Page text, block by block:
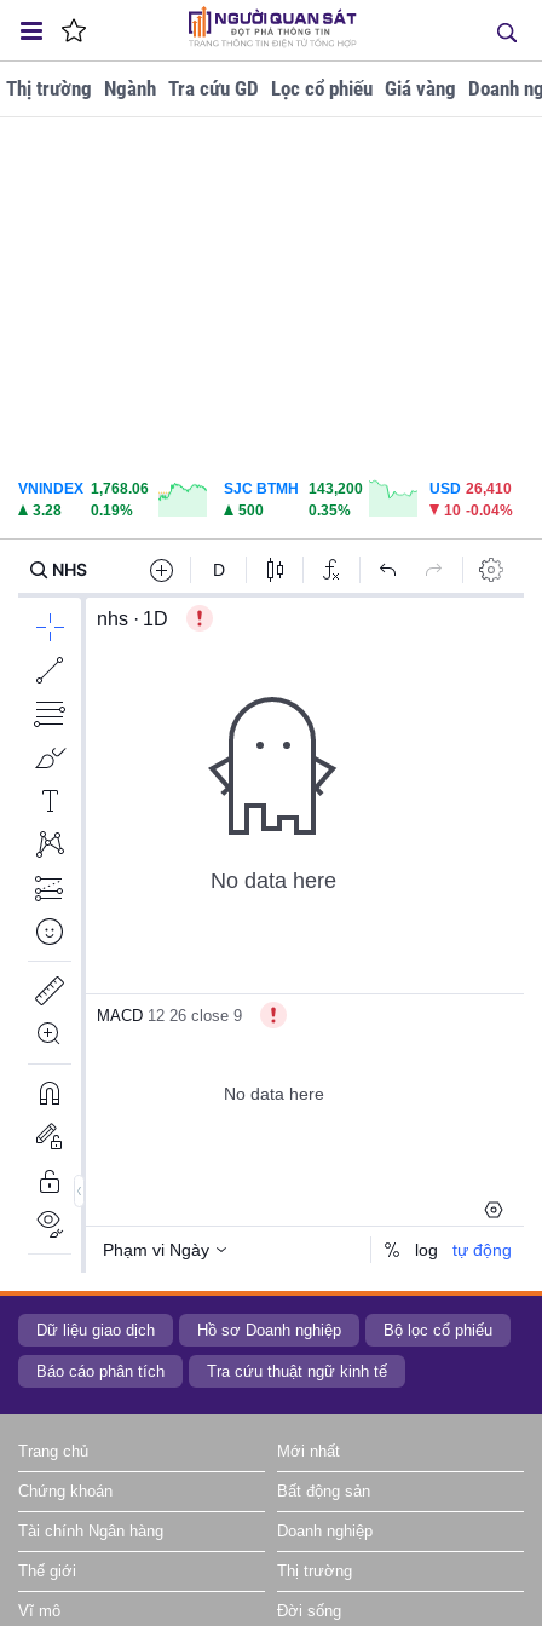
Thị trường Ngành Tra cứu GD Lọc cổ phiếu Giá vàng Doanh
VNINDEX 1,768.06
3.28
0.19%
SJC BTMH
143,200
500
0.35%
USD 26,410
10 -0.04%
Dữ liệu giao dịch Hồ sơ Doanh nghiệp Bộ lọc cổ phiếu
Báo cáo phân tích Tra cứu thuật ngữ kinh tế
Trang chủ Mới nhất
Chứng khoán Bất động sản
Tài chính Ngân hàng Doanh nghiệp
Thế giới Thị trường
Vĩ mô Đời sống